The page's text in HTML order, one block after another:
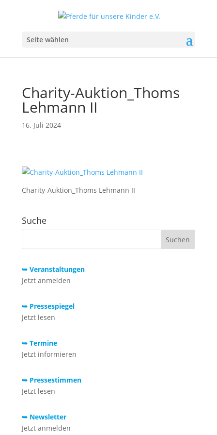
Seite wählen
Charity-Auktion_Thoms
Lehmann II
16. Juli 2024
Charity-Auktion_Thoms Lehmann II
Suche
➥ Veranstaltungen
Jetzt anmelden
➥ Pressespiegel
Jetzt lesen
➥ Termine
Jetzt informieren
➥ Pressestimmen
Jetzt lesen
➥ Newsletter
Jetzt anmelden